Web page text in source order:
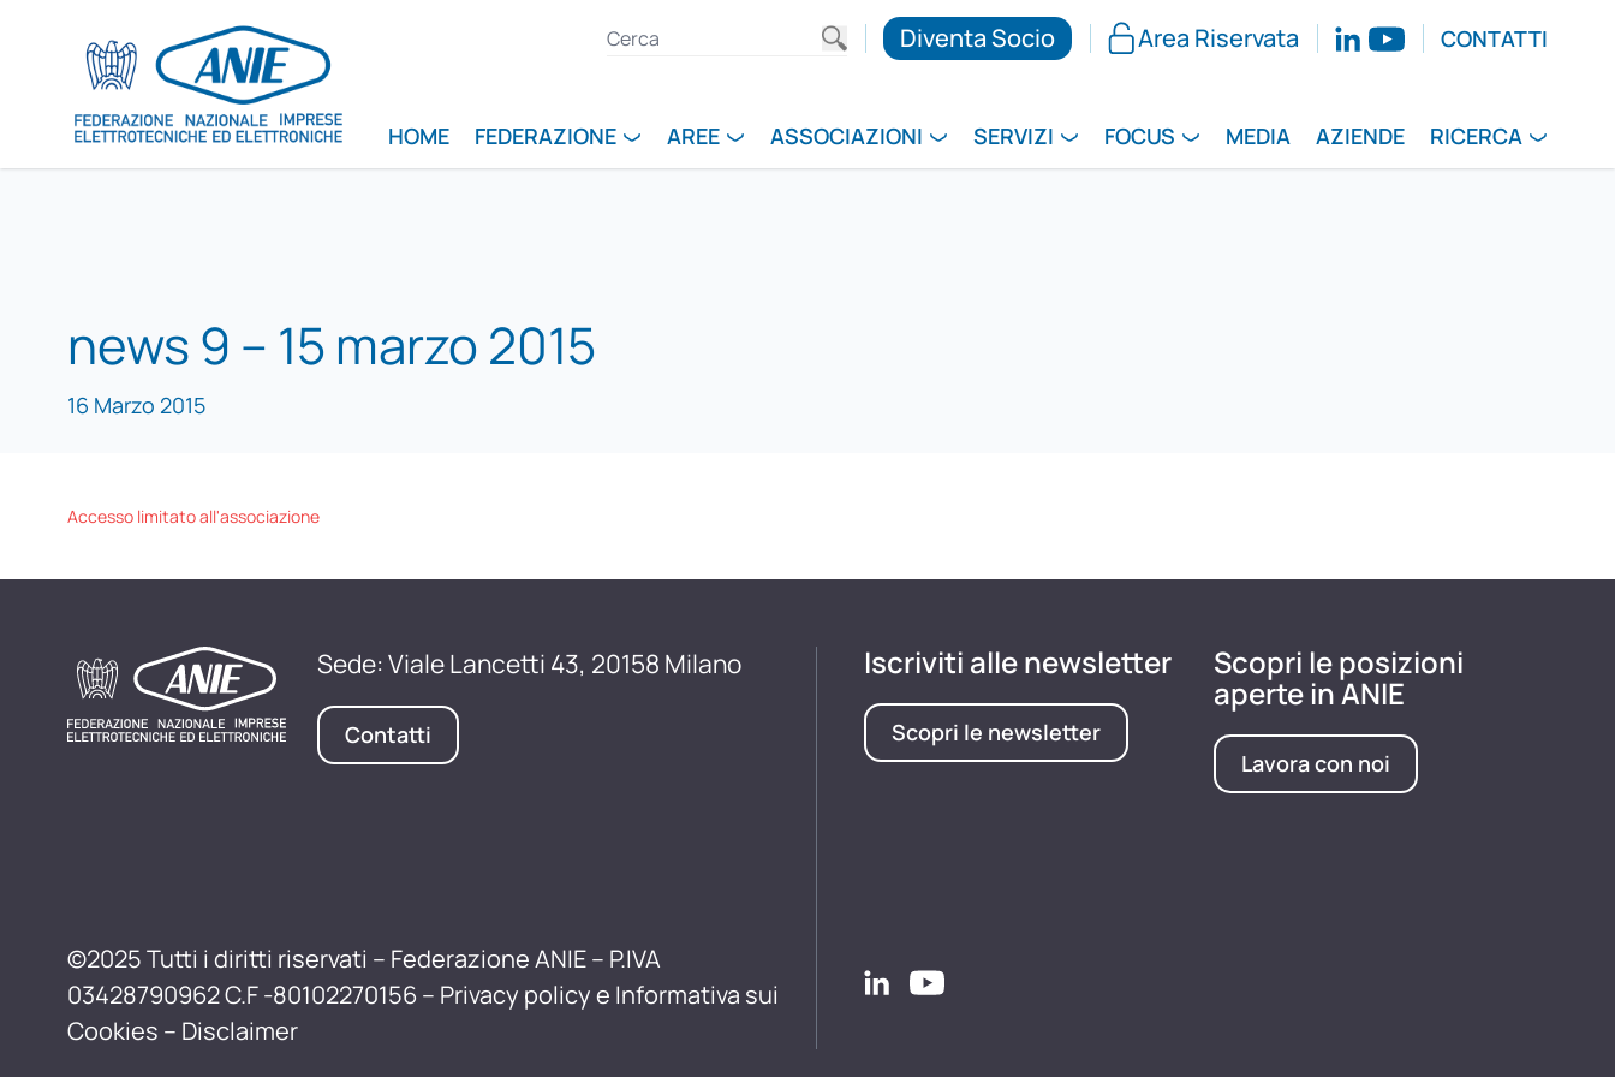
Diventa Socio Area Riservata CONTATTI
HOME FEDERAZIONE AREE ASSOCIAZIONI SERVIZI FOCUS MEDIA AZIENDE RICERCA
news 9 – 15 marzo 2015
16 Marzo 2015
Accesso limitato all'associazione
Sede: Viale Lancetti 43, 20158 Milano
Contatti
©2025 Tutti i diritti riservati – Federazione ANIE – P.IVA
03428790962 C.F -80102270156 – Privacy policy e Informativa sui
Cookies – Disclaimer
Iscriviti alle newsletter
Scopri le newsletter
Scopri le posizioni
aperte in ANIE
Lavora con noi